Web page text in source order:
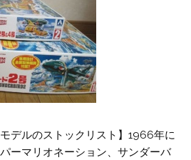
デルのストックリスト】1966年に
ーマリオネーション、サンダーバ